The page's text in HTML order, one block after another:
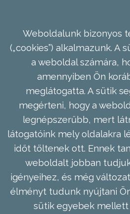
Weboldalunk bizonyos
(„cookies”) alkalmazunk. A
a weboldal számára,
amennyiben Ön
meglátogatta. A sütik
megérteni, hogy a
legnépszerűbb, mert
látogatóink mely oldalakra
időt töltenek ott. Ennek
weboldalt jobban
igényeihez, és még
élményt tudunk nyújtani
sütik egyebek mellett